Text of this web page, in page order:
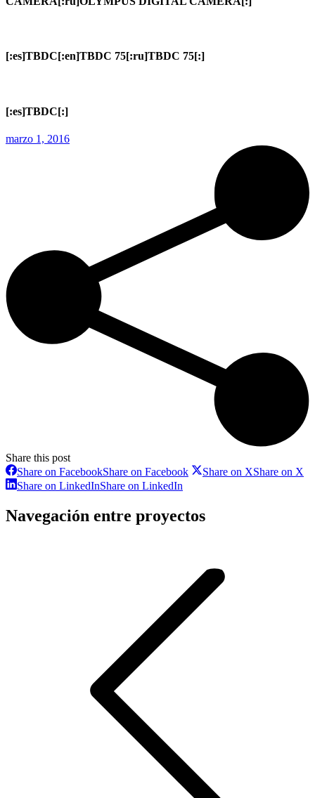
[:es]TBDC[:en]TBDC 75[:ru]TBDC 75[:]
[:es]TBDC[:]
marzo 1, 2016
Share this post
Share on FacebookShare on Facebook Share on XShare on X
Share on LinkedInShare on LinkedIn
Navegación entre proyectos